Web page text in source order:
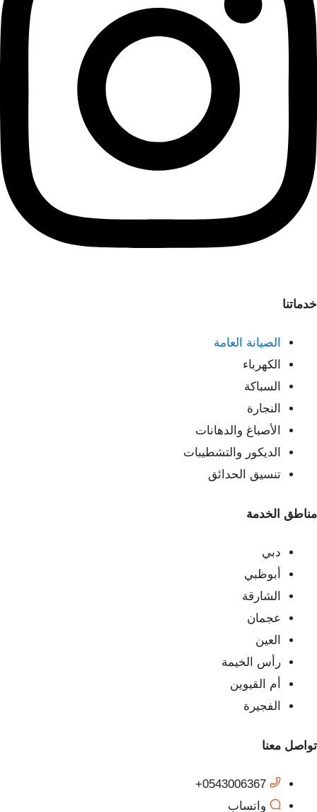
خدماتنا
الصيانة العامة
الكهرباء
السباكة
النجارة
الأصباغ والدهانات
الديكور والتشطيبات
تنسيق الحدائق
مناطق الخدمة
دبي
أبوظبي
الشارقة
عجمان
العين
رأس الخيمة
أم القيوين
الفجيرة
تواصل معنا
0543006367+
واتساب